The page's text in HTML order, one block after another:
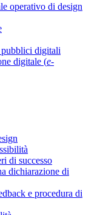
operativo di design
pubblici digitali
digitale (e-
di successo
dichiarazione di
e procedura di